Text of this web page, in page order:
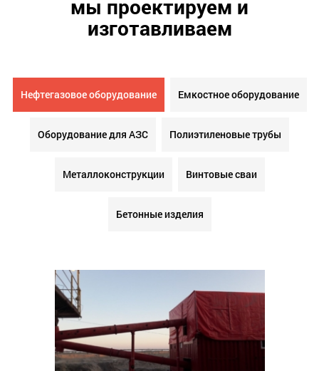
мы проектируем и
изготавливаем
Нефтегазовое оборудование Емкостное оборудование
Оборудование для АЗС Полиэтиленовые трубы
Металлоконструкции Винтовые сваи
Бетонные изделия